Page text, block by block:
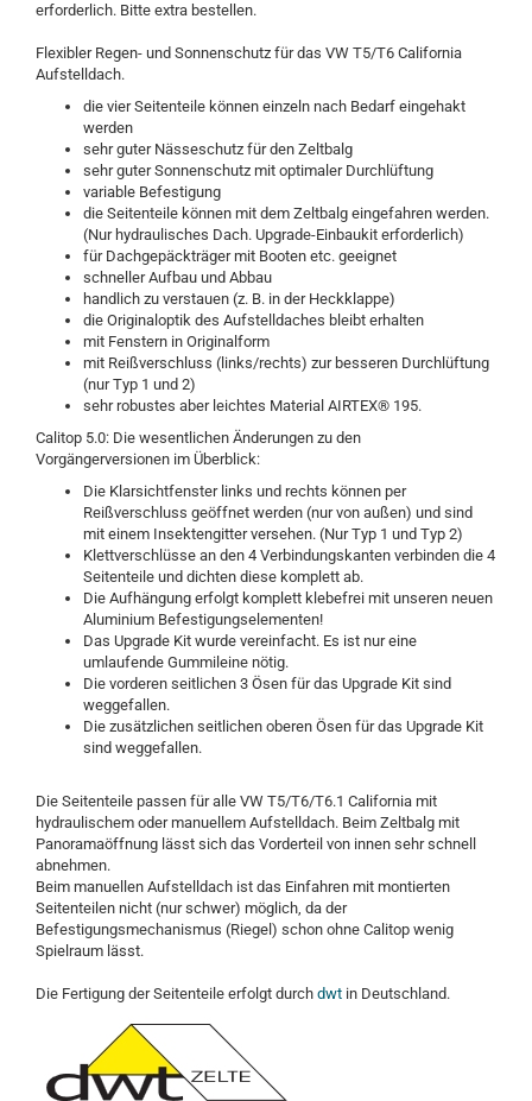
erforderlich. Bitte extra bestellen.
Flexibler Regen- und Sonnenschutz für das VW T5/T6 California
Aufstelldach.
die vier Seitenteile können einzeln nach Bedarf eingehakt
werden
sehr guter Nässeschutz für den Zeltbalg
sehr guter Sonnenschutz mit optimaler Durchlüftung
variable Befestigung
die Seitenteile können mit dem Zeltbalg eingefahren werden.
(Nur hydraulisches Dach. Upgrade-Einbaukit erforderlich)
für Dachgepäckträger mit Booten etc. geeignet
schneller Aufbau und Abbau
handlich zu verstauen (z. B. in der Heckklappe)
die Originaloptik des Aufstelldaches bleibt erhalten
mit Fenstern in Originalform
mit Reißverschluss (links/rechts) zur besseren Durchlüftung
(nur Typ 1 und 2)
sehr robustes aber leichtes Material AIRTEX® 195.
Calitop 5.0: Die wesentlichen Änderungen zu den
Vorgängerversionen im Überblick:
Die Klarsichtfenster links und rechts können per
Reißverschluss geöffnet werden (nur von außen) und sind
mit einem Insektengitter versehen. (Nur Typ 1 und Typ 2)
Klettverschlüsse an den 4 Verbindungskanten verbinden die 4
Seitenteile und dichten diese komplett ab.
Die Aufhängung erfolgt komplett klebefrei mit unseren neuen
Aluminium Befestigungselementen!
Das Upgrade Kit wurde vereinfacht. Es ist nur eine
umlaufende Gummileine nötig.
Die vorderen seitlichen 3 Ösen für das Upgrade Kit sind
weggefallen.
Die zusätzlichen seitlichen oberen Ösen für das Upgrade Kit
sind weggefallen.
Die Seitenteile passen für alle VW T5/T6/T6.1 California mit
hydraulischem oder manuellem Aufstelldach. Beim Zeltbalg mit
Panoramaöffnung lässt sich das Vorderteil von innen sehr schnell
abnehmen.
Beim manuellen Aufstelldach ist das Einfahren mit montierten
Seitenteilen nicht (nur schwer) möglich, da der
Befestigungsmechanismus (Riegel) schon ohne Calitop wenig
Spielraum lässt.
Die Fertigung der Seitenteile erfolgt durch dwt in Deutschland.